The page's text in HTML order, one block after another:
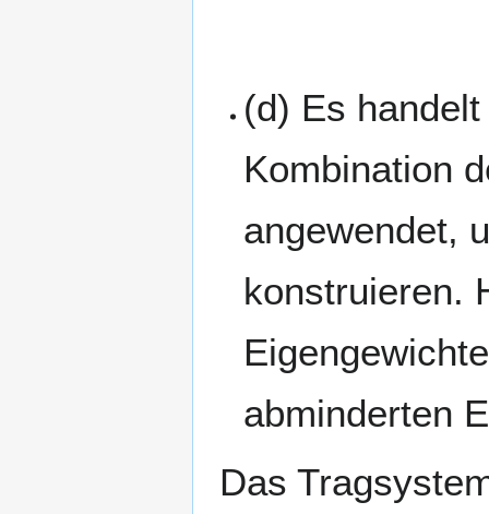
(d) Es
Kombination
angewendet,
konstruieren.
abminderten
Das